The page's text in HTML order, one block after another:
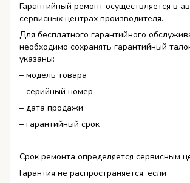
Гарантийный ремонт осуществляется в
сервисных центрах производителя.
Для бесплатного гарантийного
необходимо сохранять гарантийный
указаны:
– модель товара
– серийный номер
– дата продажи
– гарантийный срок
Срок ремонта определяется сервисным
Гарантия не распространяется, если